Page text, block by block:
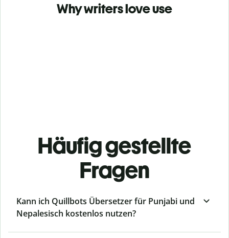
Why writers love use
Häufig gestellte
Fragen
Kann ich Quillbots Übersetzer für Punjabi und
Nepalesisch kostenlos nutzen?